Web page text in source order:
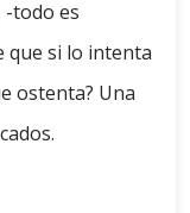
-todo es
que si lo intenta
ostenta? Una